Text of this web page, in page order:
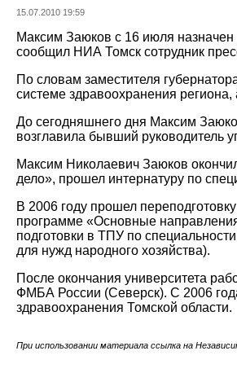
15.07.2010 19:59
Максим Заюков с 16 июля назначен
сообщил НИА Томск сотрудник
По словам заместителя
системе здравоохранения
До сегодняшнего дня Максим
возглавила бывший руководитель
Максим Николаевич Заюков
дело», прошел интернатуру по
В 2006 году прошел
программе «Основные
подготовки в ТПУ по
для нужд народного хозяйства).
После окончания университета
ФМБА России (Северск). С 2006
здравоохранения Томской области.
При использовании материала ссылка на